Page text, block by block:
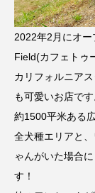
2022年2月にオ
Field(カフェトゥ
カリフォルニア
も可愛いお店です
約1500平米ある
全犬種エリアと
ゃんがいた場合
す！